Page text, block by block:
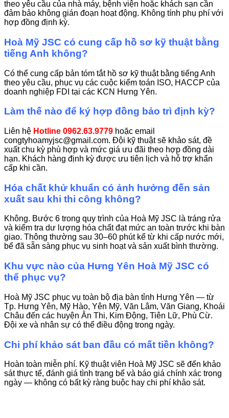
theo yêu cầu của nhà máy, bệnh viện hoặc khách sạn cần
đảm bảo không gián đoạn hoạt động. Không tính phụ phí với
hợp đồng định kỳ.
Hoà Mỹ JSC có cung cấp hồ sơ kỹ thuật bằng
tiếng Anh không?
Có thể cung cấp bản tóm tắt hồ sơ kỹ thuật bằng tiếng Anh
theo yêu cầu, phục vụ các cuộc kiểm toán ISO, HACCP của
doanh nghiệp FDI tại các KCN Hưng Yên.
Làm thế nào để ký hợp đồng bảo trì định kỳ?
Liên hệ Hotline 0962.63.9779 hoặc email
congtyhoamyjsc@gmail.com. Đội kỹ thuật sẽ khảo sát, đề
xuất chu kỳ phù hợp và mức giá ưu đãi theo hợp đồng dài
hạn. Khách hàng định kỳ được ưu tiên lịch và hỗ trợ khẩn
cấp khi cần.
Hóa chất khử khuẩn có ảnh hưởng đến sản
xuất sau khi thi công không?
Không. Bước 6 trong quy trình của Hoà Mỹ JSC là tráng rửa
và kiểm tra dư lượng hóa chất đạt mức an toàn trước khi bàn
giao. Thông thường sau 30–60 phút kể từ khi cấp nước mới,
bể đã sẵn sàng phục vụ sinh hoạt và sản xuất bình thường.
Khu vực nào của Hưng Yên Hoà Mỹ JSC có
thể phục vụ?
Hoà Mỹ JSC phục vụ toàn bộ địa bàn tỉnh Hưng Yên — từ
Tp. Hưng Yên, Mỹ Hào, Yên Mỹ, Văn Lâm, Văn Giang, Khoái
Châu đến các huyện Ân Thi, Kim Động, Tiên Lữ, Phù Cừ.
Đội xe và nhân sự có thể điều động trong ngày.
Chi phí khảo sát ban đầu có mất tiền không?
Hoàn toàn miễn phí. Kỹ thuật viên Hoà Mỹ JSC sẽ đến khảo
sát thực tế, đánh giá tình trạng bể và báo giá chính xác trong
ngày — không có bất kỳ ràng buộc hay chi phí khảo sát.